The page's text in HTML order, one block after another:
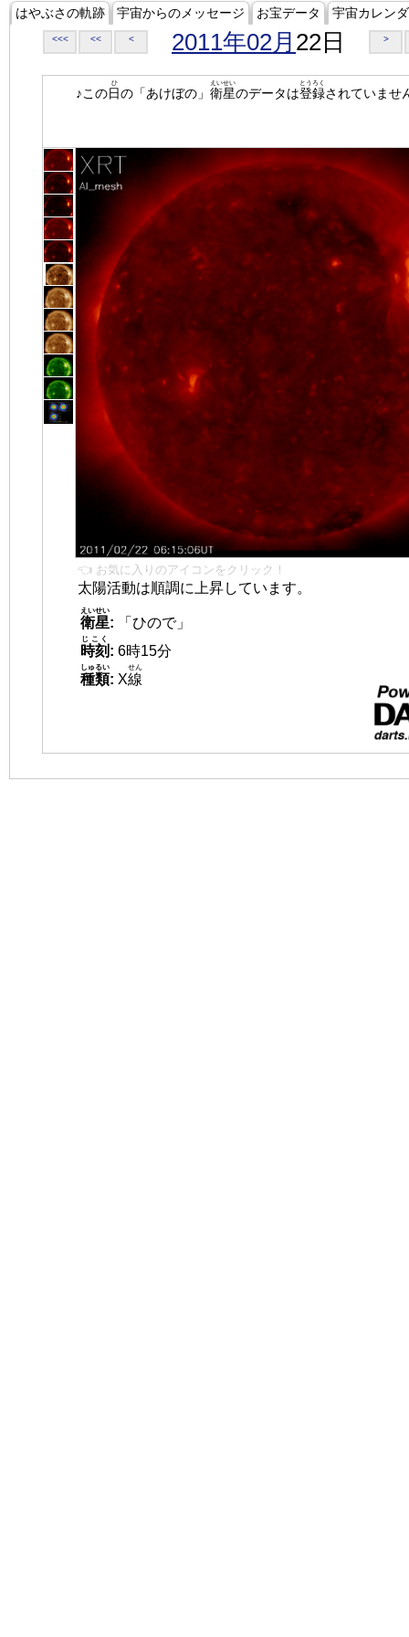
はやぶさの軌跡 宇宙からのメッセージ お宝データ 宇宙カレン
<<< << < 2011年02月 22日 >
♪この日
ひ
の「あけぼの」 衛星
えいせい
のデータは登録
とうろく
されていませ
👈 お気に入りのアイコンをクリック！
太陽活動は順調に上昇しています。
衛星
えいせい
:
「ひので」
時刻
じこく
: 6時15分
種類
しゅるい
: X線
せん